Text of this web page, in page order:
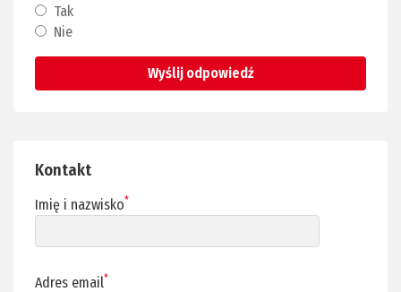
Tak
Nie
Wyślij odpowiedź
Kontakt
Imię i nazwisko*
Adres email*